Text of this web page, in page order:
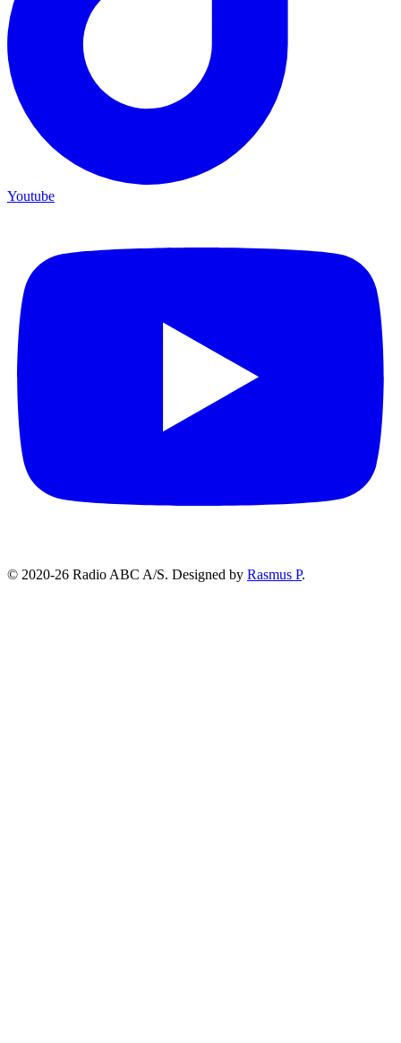
Youtube
© 2020-26 Radio ABC A/S. Designed by Rasmus P.